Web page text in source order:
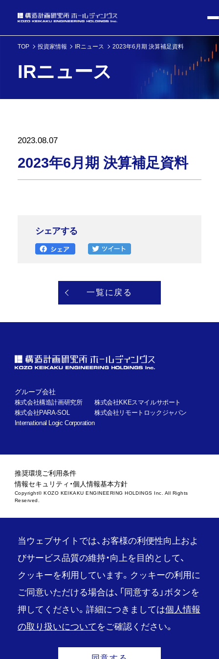
TOP 投資家情報 IRニュース 2023年6月期 決算補足資料
IRニュース
2023.08.07
2023年6月期 決算補足資料
シェアする
一覧に戻る
グループ会社
株式会社構造計画研究所
株式会社KKEスマイルサポート
株式会社PARA-SOL
株式会社リモートロックジャパン
International Logic Corporation
推奨環境ご利用条件
情報セキュリティ・個人情報基本方針
Copyright© KOZO KEIKAKU ENGINEERING HOLDINGS Inc. All Rights
Reserved.
当ウェブサイトでは、お客様の利便性向上およ
びサービス品質の維持・向上を目的として、
クッキーを利用しています。クッキーの利用に
ご同意いただける場合は、「同意する」ボタンを
押してください。詳細につきましては個人情報
の取り扱いについて をご確認ください。